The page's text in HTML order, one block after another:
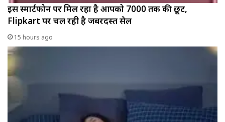
इस स्मार्टफोन पर मिल रहा है आपको ₹7000 तक की छूट,
Flipkart पर चल रही है जबरदस्त सेल
15 hours ago